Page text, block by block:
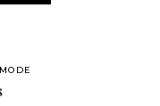
MODE